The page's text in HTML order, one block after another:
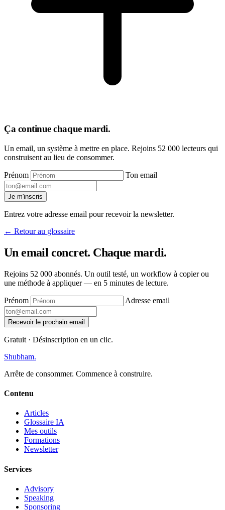
Ça continue chaque mardi.
Un email, un système à mettre en place. Rejoins 52 000 lecteurs qui
construisent au lieu de consommer.
Prénom Ton email
Je m'inscris
Entrez votre adresse email pour recevoir la newsletter.
← Retour au glossaire
Un email concret. Chaque mardi.
Rejoins 52 000 abonnés. Un outil testé, un workflow à copier ou
une méthode à appliquer — en 5 minutes de lecture.
Prénom Adresse email
Recevoir le prochain email
Gratuit · Désinscription en un clic.
Shubham.
Arrête de consommer. Commence à construire.
Contenu
Articles
Glossaire IA
Mes outils
Formations
Newsletter
Services
Advisory
Speaking
Sponsoring